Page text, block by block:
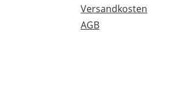
Versandkosten
AGB